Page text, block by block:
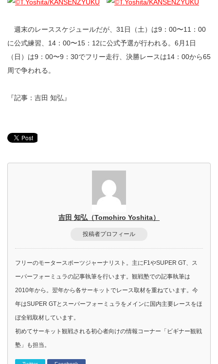
週末のレーススケジュールだが、31日（土）は9：00〜11：00
に公式練習、14：00〜15：12に公式予選が行われる。6月1日
（日）は9：00〜9：30でフリー走行、決勝レースは14：00から65
周で争われる。
『記事：吉田 知弘』
吉田 知弘（Tomohiro Yoshita）
投稿者プロフィール
フリーのモータースポーツジャーナリスト。主にF1やSUPER GT、ス
ーパーフォーミュラの記事執筆を行います。観戦塾での記事執筆は
2010年から。翌年から各サーキットでレース取材を重ねています。今
年はSUPER GTとスーパーフォーミュラをメインに国内主要レースをほ
ぼ全戦取材しています。
初めてサーキット観戦される初心者向けの情報コーナー「ビギナー観戦
塾」も担当。